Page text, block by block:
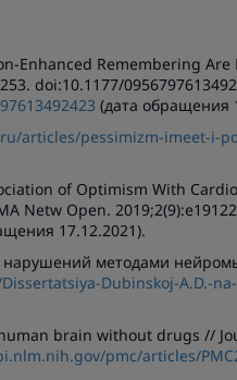
Enhanced Remembering
doi:10.1177/
(дата обращения
articles/pessimizm-imeet-i-
of Optimism With
Netw Open.
17.12.2021).
методами
Dubinskoj-A.D.-
brain without drugs //
pmc/articles/